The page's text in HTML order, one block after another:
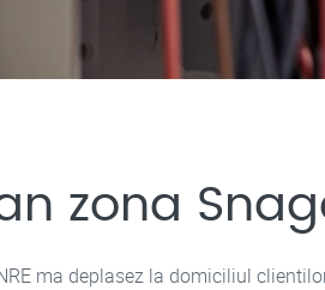
zona
ma deplasez la domiciliul